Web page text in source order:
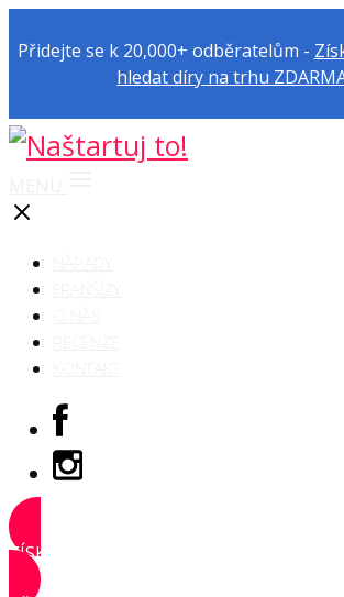
Přidejte se k 20,000+ odběratelům -
hledat díry na trhu
ZÍSKAT PŘÍSTUP